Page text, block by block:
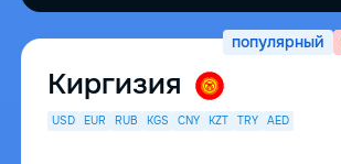
популярный
Киргизия
USD EUR RUB KGS CNY KZT TRY AED